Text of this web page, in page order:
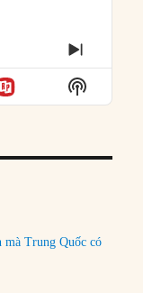
NEXT
Show
Podcast
Trung Quốc có